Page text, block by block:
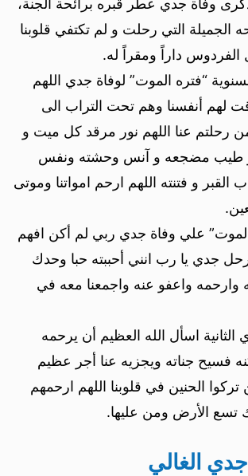
وفاة جدي عطر قبره برائحة الجنة،
الجميلة التي رحلت و لم تكتفي قلوبنا
داراً ومقراً له.
“فتره الموت” لوفاة جدي اللهم
لهم أنفسنا وهم تحت التراب الى
رحلتم عنا اللهم نور مرقد كل ميت و
طيب مضجعه و آنس وحشته ونفس
القبر و فتنته اللهم ارحم امواتنا وموتى
علي وفاة جدي ربي لم أكن افهم
رحل جدي يا رب انني أحببته حبا وحدك
وارحمه واعفو عنه واجمعنا معه في
اسأل الله العظيم أن يرحمه
فسيح جناته ويجزيه عنا أجر عظيم
تركوا الحنين في قلوبنا اللهم ارحمهم
الأرض ومن عليها.
الغالي